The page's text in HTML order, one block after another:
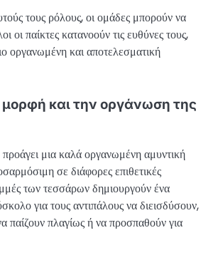
τους ρόλους, οι ομάδες μπορούν να
οι παίκτες κατανοούν τις ευθύνες τους,
οργανωμένη και αποτελεσματική
μορφή και την οργάνωση της
μια καλά οργανωμένη αμυντική
σε διάφορες επιθετικές
των τεσσάρων δημιουργούν ένα
για τους αντιπάλους να διεισδύσουν,
παίζουν πλαγίως ή να προσπαθούν για